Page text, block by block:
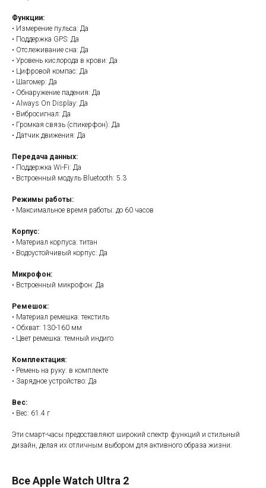
Функции:
• Измерение пульса: Да
• Поддержка GPS: Да
• Отслеживание сна: Да
• Уровень кислорода в крови: Да
• Цифровой компас: Да
• Шагомер: Да
• Обнаружение падения: Да
• Always On Display: Да
• Вибросигнал: Да
• Громкая связь (спикерфон): Да
• Датчик движения: Да
Передача данных:
• Поддержка Wi-Fi: Да
• Встроенный модуль Bluetooth: 5.3
Режимы работы:
• Максимальное время работы: до 60 часов
Корпус:
• Материал корпуса: титан
• Водоустойчивый корпус: Да
Микрофон:
• Встроенный микрофон: Да
Ремешок:
• Материал ремешка: текстиль
• Обхват: 130-160 мм
• Цвет ремешка: темный индиго
Комплектация:
• Ремень на руку: в комплекте
• Зарядное устройство: Да
Вес:
• Вес: 61.4 г
Эти смарт-часы предоставляют широкий спектр функций и стильный
дизайн, делая их отличным выбором для активного образа жизни.
Все Apple Watch Ultra 2